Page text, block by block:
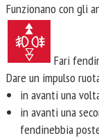
Funzionano con gli
Fari
Dare un impulso
in avanti una
in avanti una
fendinebbia